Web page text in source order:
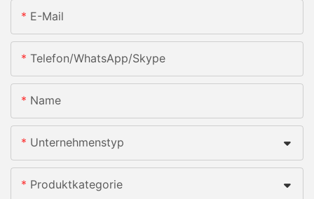
E-Mail
Telefon/WhatsApp/Skype
Name
Unternehmenstyp
Produktkategorie